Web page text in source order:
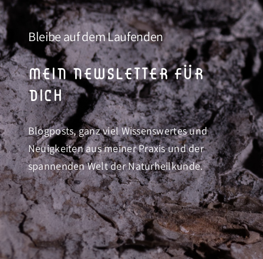
Bleibe auf dem Laufenden
mein newsletter für
dich
Blogposts, ganz viel Wissenswertes und
Neuigkeiten aus meiner Praxis und der
spannenden Welt der Naturheilkunde.